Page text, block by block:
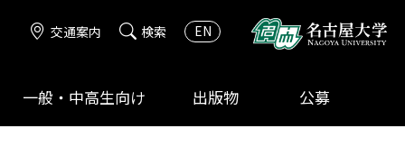
交通案内 検索 EN
一般・中高生向け 出版物 公募